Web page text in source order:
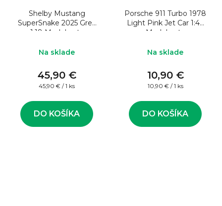
Shelby Mustang
SuperSnake 2025 Grey
1:18 Model auta
Na sklade
45,90 €
Jednotková
45,90 € / 1 ks
DO KOŠÍKA
Porsche 911 Turbo 1978
Light Pink Jet Car 1:43
Model auta
Na sklade
10,90 €
Jednotková
10,90 € / 1 ks
DO KOŠÍKA